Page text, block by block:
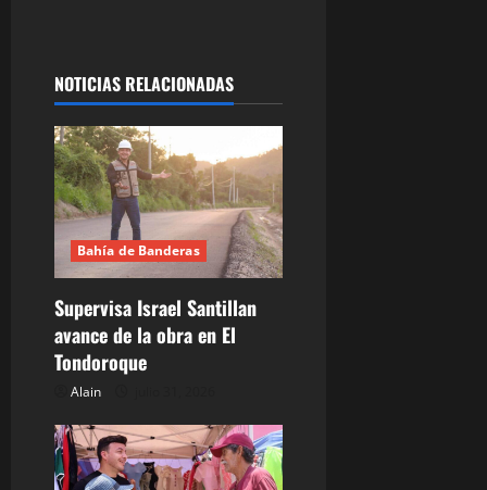
i
ó
n
d
e
e
n
t
r
a
NOTICIAS RELACIONADAS
Bahía de Banderas
Supervisa Israel Santillan
avance de la obra en El
Tondoroque
Alain